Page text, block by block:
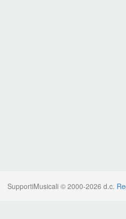
SupportiMusicali © 2000-2026 d.c.